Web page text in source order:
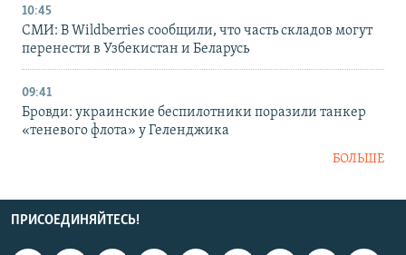
10:45
СМИ: В Wildberries сообщили, что часть складов могут
перенести в Узбекистан и Беларусь
09:41
Бровди: украинские беспилотники поразили танкер
«теневого флота» у Геленджика
БОЛЬШЕ
ПРИСОЕДИНЯЙТЕСЬ!